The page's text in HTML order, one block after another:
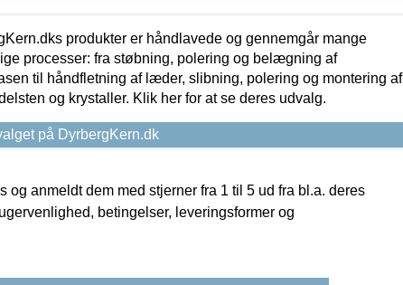
produkter er håndlavede og gennemgår mange
processer: fra støbning, polering og belægning af
til håndfletning af læder, slibning, polering og montering af
og krystaller. Klik her for at se deres udvalg.
på DyrbergKern.dk
anmeldt dem med stjerner fra 1 til 5 ud fra bl.a. deres
betingelser, leveringsformer og